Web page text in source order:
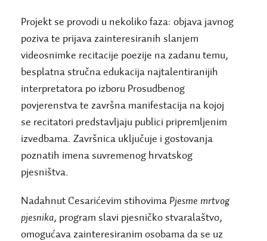
Projekt se provodi u nekoliko faza: objava javnog
poziva te prijava zainteresiranih slanjem
videosnimke recitacije poezije na zadanu temu,
besplatna stručna edukacija najtalentiranijih
interpretatora po izboru Prosudbenog
povjerenstva te završna manifestacija na kojoj
se recitatori predstavljaju publici pripremljenim
izvedbama. Završnica uključuje i gostovanja
poznatih imena suvremenog hrvatskog
pjesništva.
Nadahnut Cesarićevim stihovima Pjesme mrtvog
pjesnika, program slavi pjesničko stvaralaštvo,
omogućava zainteresiranim osobama da se uz